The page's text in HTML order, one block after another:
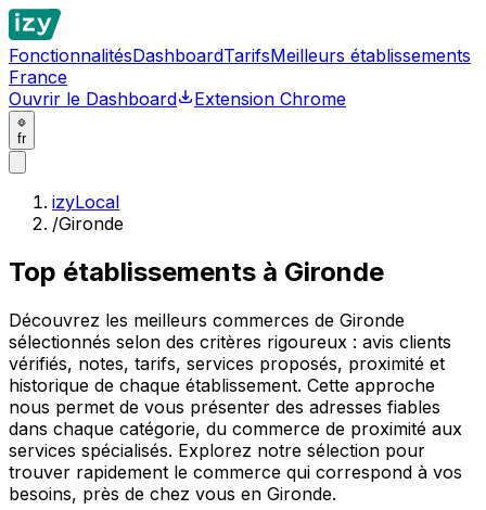
FonctionnalitésDashboardTarifsMeilleurs établissements
France
Ouvrir le Dashboard
Extension Chrome
fr
izyLocal
/Gironde
Top établissements à Gironde
Découvrez les meilleurs commerces de Gironde
sélectionnés selon des critères rigoureux : avis clients
vérifiés, notes, tarifs, services proposés, proximité et
historique de chaque établissement. Cette approche
nous permet de vous présenter des adresses fiables
dans chaque catégorie, du commerce de proximité aux
services spécialisés. Explorez notre sélection pour
trouver rapidement le commerce qui correspond à vos
besoins, près de chez vous en Gironde.